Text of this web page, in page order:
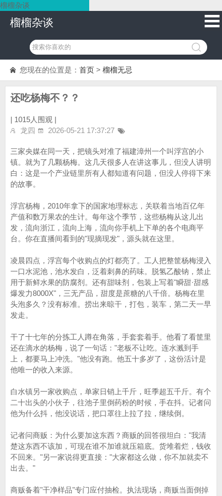
榴榴杂谈
榴榴杂谈
您现在的位置是： 首页 > 榴榴无忌
还吃杨梅不？？
| 1015人围观 |
龙四
2026-05-21 17:37:27
三家央媒在同一天，把镜头对准了福建漳州一个叫浮宫的小
镇。就为了几颗杨梅。这几天很多人在讲这事儿，但没人讲明
白：这是一个产业链里所有人都知道有问题，但没人停得下来
的故事。
浮宫杨梅，2010年拿下的国家地理标志，关联着当地百亿年
产值和数万果农的生计。每年这个季节，这些杨梅从这儿出
发，流向浙江，流向上海，流向你手机上下单的各个电商平
台。你在直播间看到的"现摘现发"，源头就在这里。
凌晨四点，浮宫每个收购点的灯都亮了。工人把整筐杨梅浸入
一口水泥池，池水发白，泛着刺鼻的药味。脱氢乙酸钠，禁止
用于新鲜水果的防腐剂。还有甜味剂，包装上写着"瞬甜·甜感
爆发力8000X"，三无产品，甜度是蔗糖的八千倍。杨梅在里
头泡多久？没有标准。捞出来晾干，打包，装车，第二天一早
发走。
干了十七年的分拣工人蹲在角落，手套套着手。他看了看筐里
还在滴水的杨梅，说了一句话："老板不让吃。连水溅到手
上，都要马上冲洗。"他没有跑。他五十多岁了，这份活计是
他唯一的收入来源。
白水镇另一家收购点，单家日销上千斤，旺季超五千斤。有个
二十出头的小伙子，往池子里倒药粉的时候，手在抖。记者问
他为什么抖，他没说话，把口罩往上拉了拉，继续倒。
记者问商贩：为什么要加这东西？商贩的回答很坦白："我清
楚这东西不该加，可现在谁不加谁就压箱底。货堆着烂，钱收
不回来。"另一家说得更直接："大家都这么做，你不加就卖不
出去。"
商贩备着"干净样品"专门应付抽检。执法现场，商贩当面倒掉